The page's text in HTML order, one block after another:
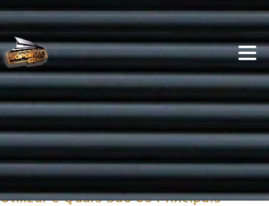
Portas de Enrolar Transparentes: Onde
Utilizar e Quais São os Principais